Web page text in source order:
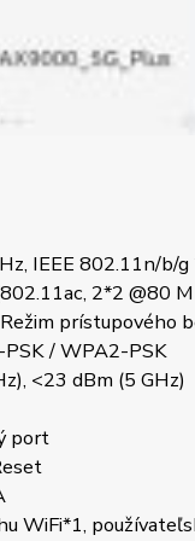
IEEE 802.11n/b/g
2*2 @80
prístupového
/ WPA2-PSK
<23 dBm (5 GHz)
port
WiFi*1,